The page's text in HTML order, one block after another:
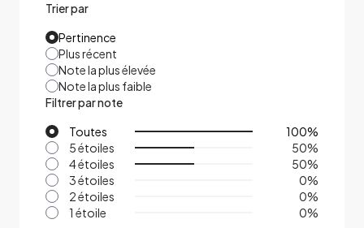
Trier par
Pertinence
Plus récent
Note la plus élevée
Note la plus faible
Filtrer par note
Toutes
100%
5 étoiles
50%
4 étoiles
50%
3 étoiles
0%
2 étoiles
0%
1 étoile
0%